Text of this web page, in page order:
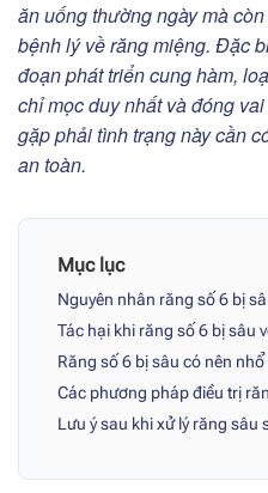
ăn uống thường ngày mà
bệnh lý về răng miệng. Đặc
đoạn phát triển cung hàm,
chỉ mọc duy nhất và đóng
gặp phải tình trạng này cần
an toàn.
Mục lục
Nguyên nhân răng số 6 bị
Tác hại khi răng số 6 bị sâu
Răng số 6 bị sâu có nên
Các phương pháp điều trị
Lưu ý sau khi xử lý răng sâu